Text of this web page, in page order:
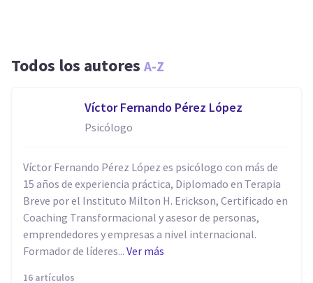
Todos los autores A-Z
Víctor Fernando Pérez López
Psicólogo
Víctor Fernando Pérez López es psicólogo con más de
15 años de experiencia práctica, Diplomado en Terapia
Breve por el Instituto Milton H. Erickson, Certificado en
Coaching Transformacional y asesor de personas,
emprendedores y empresas a nivel internacional.
Formador de líderes... Ver más
16 artículos